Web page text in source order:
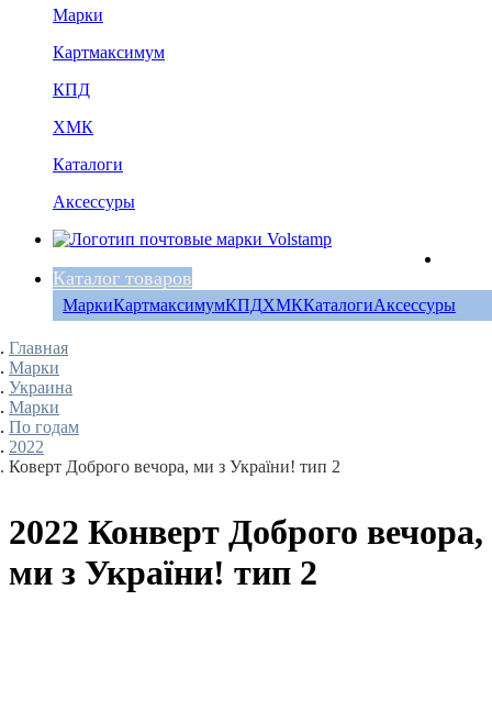
Марки
Картмаксимум
КПД
ХМК
Каталоги
Аксессуры
Каталог товаров
МаркиКартмаксимумКПДХМККаталогиАксессуры
Главная
Марки
Украина
Марки
По годам
2022
Коверт Доброго вечора, ми з України! тип 2
2022 Конверт Доброго вечора,
ми з України! тип 2